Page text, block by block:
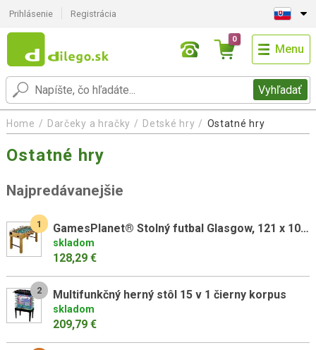
Prihlásenie Registrácia
Vyhľadať
0
Menu
Home Darčeky a hračky Detské hry Ostatné hry
Ostatné hry
Najpredávanejšie
1 GamesPlanet® Stolný futbal Glasgow, 121 x 101 x 79 cm, buk
skladom
128,29 €
2 Multifunkčný herný stôl 15 v 1 čierny korpus
skladom
209,79 €